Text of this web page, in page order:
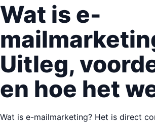
Wat is e-
Uitleg,
en hoe het
Wat is e-mailmarketing? Het is direct